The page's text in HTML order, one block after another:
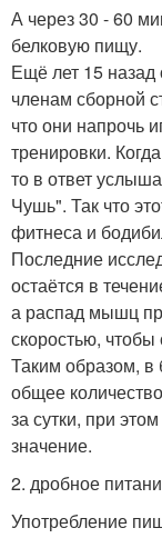
А через 30 - 60
белковую пищу.
Ещё лет 15 назад
членам сборной
что они напрочь
тренировки.
то в ответ
Чушь". Так что
фитнеса и
Последние
остаётся в
а распад мышц
скоростью, чтобы
Таким образом, в
общее
за сутки, при
значение.
2. дробное
Употребление